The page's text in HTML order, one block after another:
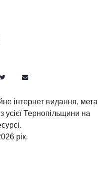
інтернет видання, мета
усієї Тернопільщини на
рік.